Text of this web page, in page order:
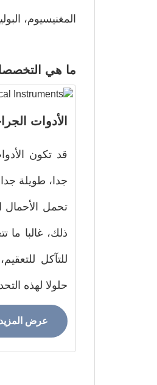
المغنيسيوم،
ما هي
الأدوات
قد تكون
جدا، طويلة
تحمل الأحمال
ذلك، غالبا
للتآكل
حلولا لهذه
عرض المزيد